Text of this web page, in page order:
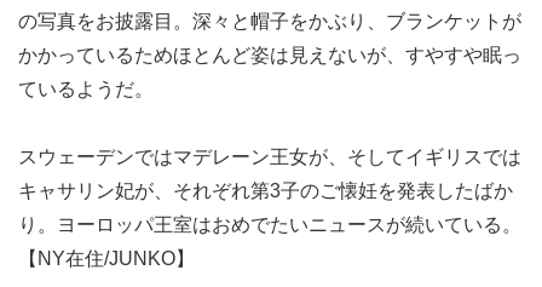
の写真をお披露目。深々と帽子をかぶり、ブランケットが
かかっているためほとんど姿は見えないが、すやすや眠っ
ているようだ。
スウェーデンではマデレーン王女が、そしてイギリスでは
キャサリン妃が、それぞれ第3子のご懐妊を発表したばか
り。ヨーロッパ王室はおめでたいニュースが続いている。
【NY在住/JUNKO】